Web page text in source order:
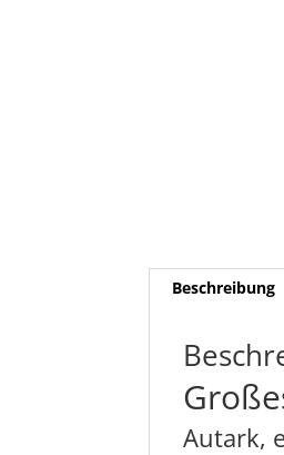
Beschreibung
Autark,